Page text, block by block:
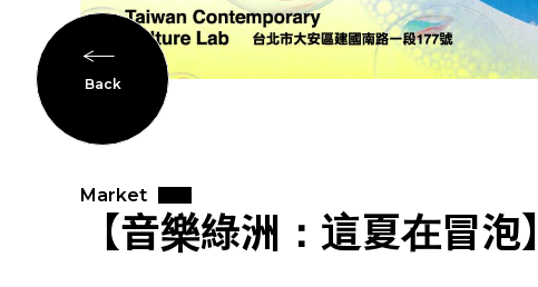
Back
Market
​【音樂綠洲：這夏在冒泡】